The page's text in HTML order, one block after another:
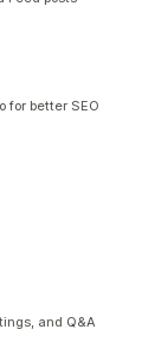
for better SEO
and Q&A